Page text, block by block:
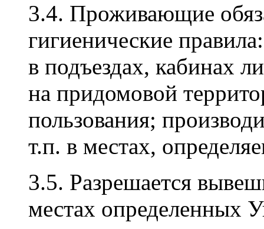
3.4. Проживающие
гигиенические
в подъездах, кабинах
на придомовой
пользования;
т.п. в местах,
3.5. Разрешается
местах определенных